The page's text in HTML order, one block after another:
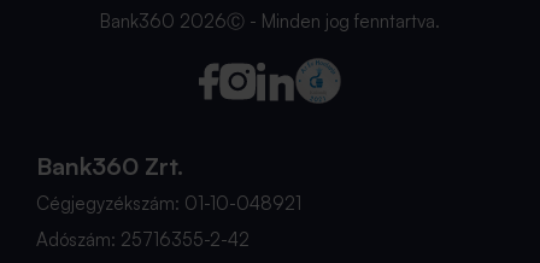
Bank360 2026Ⓒ - Minden jog fenntartva.
Bank360 Zrt.
Cégjegyzékszám: 01-10-048921
Adószám: 25716355-2-42